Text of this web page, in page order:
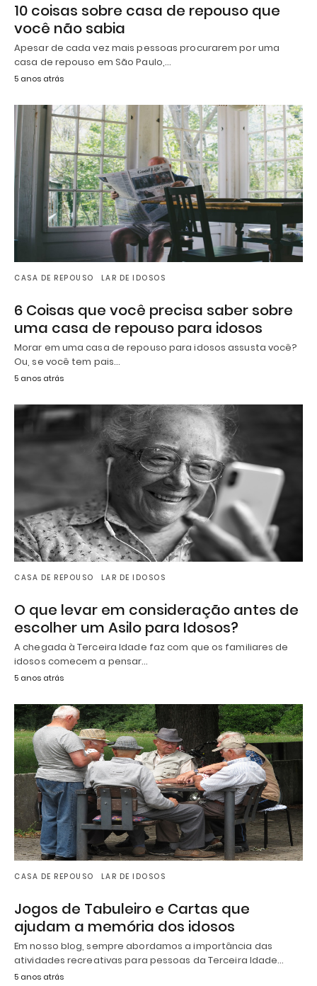
10 coisas sobre casa de repouso que
você não sabia
Apesar de cada vez mais pessoas procurarem por uma
casa de repouso em São Paulo,…
5 anos atrás
CASA DE REPOUSO LAR DE IDOSOS
6 Coisas que você precisa saber sobre
uma casa de repouso para idosos
Morar em uma casa de repouso para idosos assusta você?
Ou, se você tem pais…
5 anos atrás
CASA DE REPOUSO LAR DE IDOSOS
O que levar em consideração antes de
escolher um Asilo para Idosos?
A chegada à Terceira Idade faz com que os familiares de
idosos comecem a pensar…
5 anos atrás
CASA DE REPOUSO LAR DE IDOSOS
Jogos de Tabuleiro e Cartas que
ajudam a memória dos idosos
Em nosso blog, sempre abordamos a importância das
atividades recreativas para pessoas da Terceira Idade…
5 anos atrás